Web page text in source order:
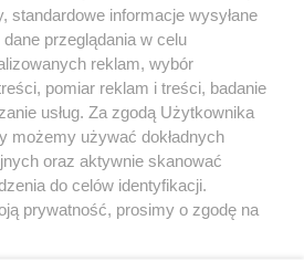
artykułów
standardowe informacje wysyłane
przeglądania w celu
reklam, wybór
pomiar reklam i treści, badanie
usług. Za zgodą Użytkownika
możemy używać dokładnych
oraz aktywnie skanować
do celów identyfikacji.
prywatność, prosimy o zgodę na